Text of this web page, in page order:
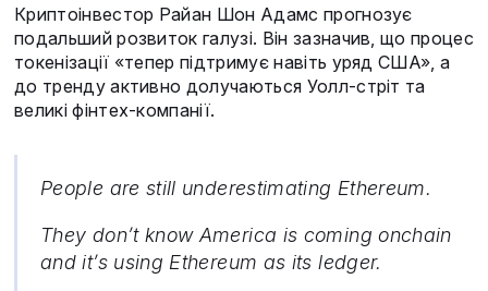
Криптоінвестор Райан Шон Адамс прогнозує
подальший розвиток галузі. Він зазначив, що процес
токенізації «тепер підтримує навіть уряд США», а
до тренду активно долучаються Уолл-стріт та
великі фінтех-компанії.
People are still underestimating Ethereum.
They don’t know America is coming onchain
and it’s using Ethereum as its ledger.